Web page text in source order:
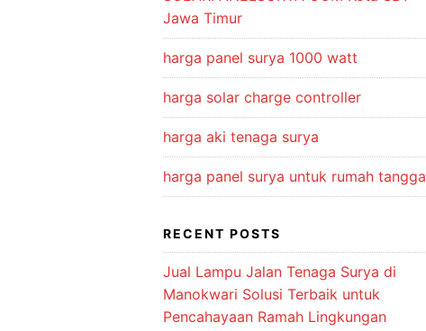
Jawa Timur
harga panel surya 1000 watt
harga solar charge controller
harga aki tenaga surya
harga panel surya untuk rumah tangga
RECENT POSTS
Jual Lampu Jalan Tenaga Surya di
Manokwari Solusi Terbaik untuk
Pencahayaan Ramah Lingkungan